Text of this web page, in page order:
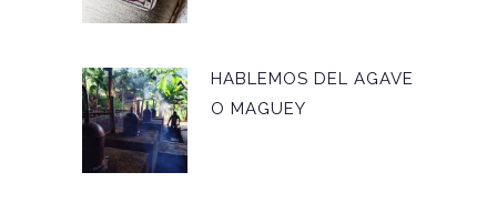
HABLEMOS DEL AGAVE
O MAGUEY